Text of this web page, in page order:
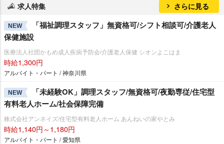
求人特集 さらに見る
NEW
「福祉調理スタッフ」無資格可/シフト相談可/介護老人
保健施設
医療法人社団かもめ成人疾病予防会/介護老人保健 シオンよこはま
時給1,300円
アルバイト・パート / 神奈川県
NEW
「未経験OK」調理スタッフ/無資格可/夜勤専従/住宅型
有料老人ホーム/社会保障完備
株式会社アンネイズ/住宅型有料老人ホーム あんねいの家やとみ
時給1,140円～1,180円
アルバイト・パート / 愛知県